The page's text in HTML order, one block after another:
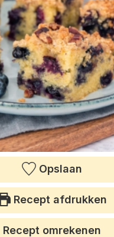
Opslaan
Recept afdrukken
Recept omrekenen